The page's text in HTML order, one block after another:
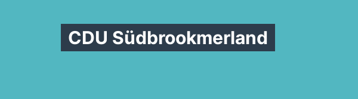
CDU Südbrookmerland